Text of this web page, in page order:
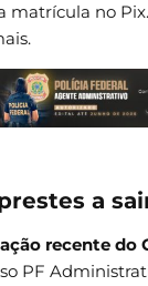
matrícula no
a
recente do
PF